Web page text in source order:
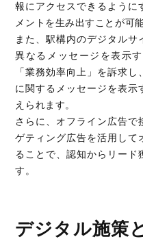
報にアクセスできるように
メントを生み出すことが可
また、駅構内のデジタルサ
異なるメッセージを表示
「業務効率向上」を訴求し
に関するメッセージを表示
えられます。
さらに、オフライン広告で
ゲティング広告を活用して
ることで、認知からリード
す。
デジタル施策